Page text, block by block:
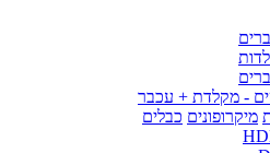
- מקלדת + עכבר
מיקרופונים כבלים